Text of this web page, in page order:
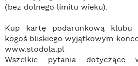
(bez dolnego limitu wieku).
Kup kartę podarunkową klubu
kogoś bliskiego wyjątkowym
www.stodola.pl
Wszelkie pytania dotyczące